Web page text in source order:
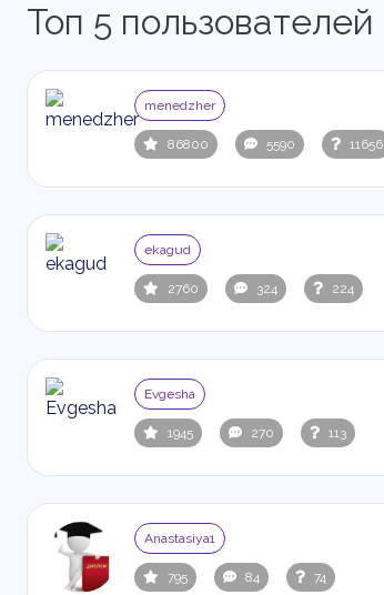
Топ 5 пользователей
menedzher
86800 5590 11656
ekagud
2760 324 224
Evgesha
1945 270 113
Anastasiya1
795 84 74